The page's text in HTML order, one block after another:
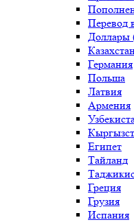
Перевод
Доллары
Германия
Польша
Латвия
Армения
Египет
Тайланд
Греция
Грузия
Испания